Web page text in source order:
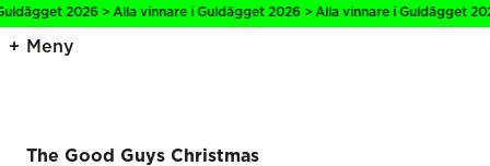
2026 > Alla vinnare i Guldägget 2026 > Alla vinnare i Guldägget
Meny
The Good Guys Christmas